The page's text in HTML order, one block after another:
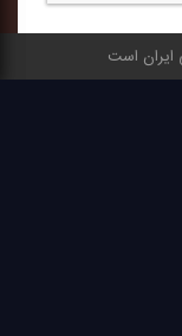
است